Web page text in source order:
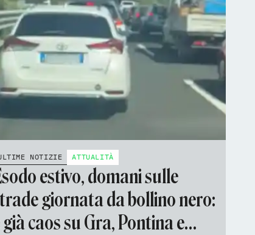
NOTIZIE ATTUALITÀ
estivo, domani sulle
giornata da bollino nero:
già caos su Gra, Pontina e